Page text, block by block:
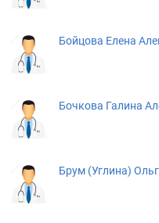
Бойцова Елена
Бочкова Галина
Брум (Углина)